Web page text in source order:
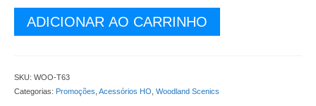
Coarse
TurfADICIONAR AO CARRINHO
SKU: WOO-T63
Categorias: Promoções Acessórios HO Woodland Scenics